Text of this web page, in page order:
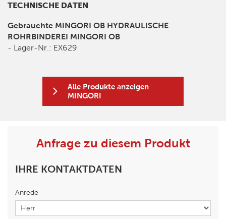
TECHNISCHE DATEN
Gebrauchte MINGORI OB HYDRAULISCHE
ROHRBINDEREI MINGORI OB
- Lager-Nr.: EX629
Alle Produkte anzeigen
MINGORI
Anfrage zu diesem Produkt
IHRE KONTAKTDATEN
Anrede